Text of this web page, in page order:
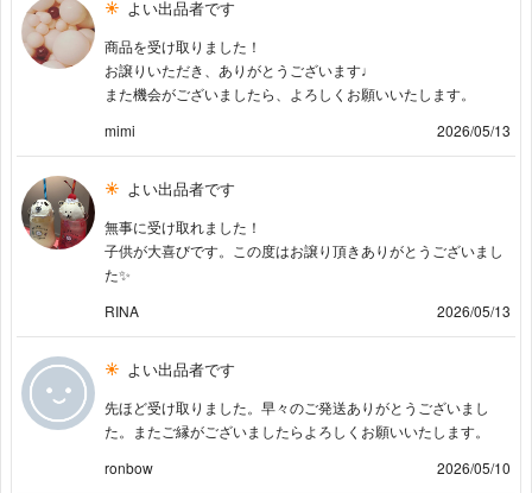
よい出品者です
商品を受け取りました！
お譲りいただき、ありがとうございます♩
また機会がございましたら、よろしくお願いいたします。
mimi
2026/05/13
よい出品者です
無事に受け取れました！
子供が大喜びです。この度はお譲り頂きありがとうございまし
た✨
RINA
2026/05/13
よい出品者です
先ほど受け取りました。早々のご発送ありがとうございまし
た。またご縁がございましたらよろしくお願いいたします。
ronbow
2026/05/10